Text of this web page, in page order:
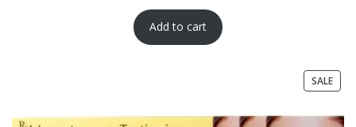
Add to cart
SALE